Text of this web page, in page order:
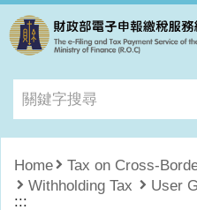
跳到主要內容區
Home
Tax on Cross-
Withholding Tax
User
:::